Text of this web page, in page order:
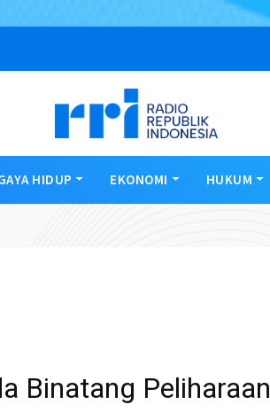
HIDUP EKONOMI HUKUM
Binatang Peliharaan